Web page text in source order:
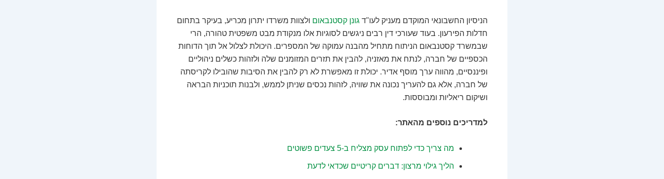
הניסיון החשבונאי המוקדם מעניק לעו"ד גונן קסטנבאום ולצוות משרדו יתרון מכריע, בעיקר בתחום
חדלות הפירעון. בעוד שעורכי דין רבים ניגשים לסוגיות אלו מנקודת מבט משפטית טהורה, הרי
שבמשרד קסטנבאום הניתוח מתחיל מהבנה עמוקה של המספרים. היכולת לצלול אל תוך הדוחות
הכספיים של חברה, לנתח את מאזניה, להבין את תזרים המזומנים שלה ולזהות כשלים ניהוליים
ופיננסיים, מהווה ערך מוסף אדיר. יכולת זו מאפשרת לא רק להבין את הסיבות שהובילו לקריסתה
של חברה, אלא גם להעריך נכונה את שוויה, לזהות נכסים שניתן לממש, ולבנות תוכניות הבראה
ושיקום ריאליות ומבוססות.
למדריכים נוספים מהאתר:
מה צריך כדי לפתוח עסק מצליח ב-5 צעדים פשוטים
הליך גילוי מרצון: דברים קריטיים שכדאי לדעת